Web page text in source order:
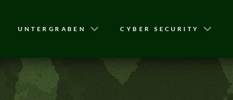
UNTERGRABEN CYBER SECURITY